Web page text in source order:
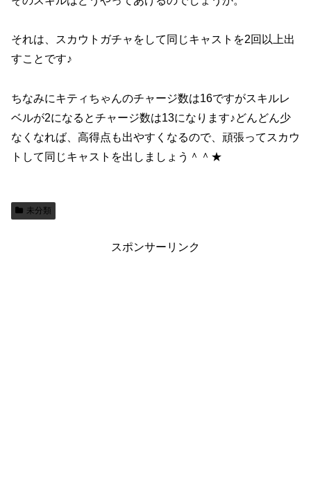
それは、スカウトガチャをして同じキャストを2回以上出
すことです♪
ちなみにキティちゃんのチャージ数は16ですがスキルレ
ベルが2になるとチャージ数は13になります♪どんどん少
なくなれば、高得点も出やすくなるので、頑張ってスカウ
トして同じキャストを出しましょう＾＾★
未分類
スポンサーリンク